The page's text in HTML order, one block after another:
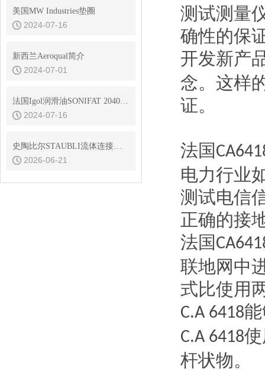
美国MW Industries垫圈
2024-07-16
新西兰Aeroqual简介
2024-07-01
法国Igol润滑油SONIFAT 2040DW
2024-07-16
史陶比尔STAUBLI流体连接器的平面阀技术与无滴漏设计
2026-06-21
测试测量
确性的保
开发新产
念。这样
证。
法国
电力行业
测试电信
正确的接
法国
联地网中
式比使用
C.A 6418
C.A 6418
杆状物。